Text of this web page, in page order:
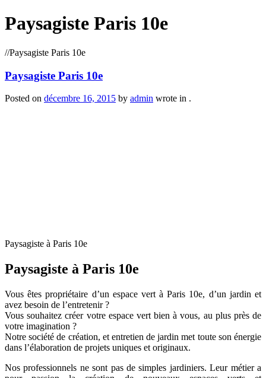
Paysagiste Paris 10e
//Paysagiste Paris 10e
Paysagiste Paris 10e
Posted on décembre 16, 2015 by admin wrote in .
Paysagiste à Paris 10e
Paysagiste à Paris 10e
Vous êtes propriétaire d’un espace vert à Paris 10e, d’un jardin et
avez besoin de l’entretenir ?
Vous souhaitez créer votre espace vert bien à vous, au plus près de
votre imagination ?
Notre société de création, et entretien de jardin met toute son énergie
dans l’élaboration de projets uniques et originaux.
Nos professionnels ne sont pas de simples jardiniers. Leur métier a